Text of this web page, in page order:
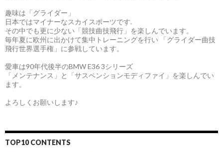
趣味は「グライダー」
日本ではマイナーなスカイスポーツです.
その中でも更に少ない「競技曲技飛行」を楽しんでいます。
毎年夏に欧州に出かけて集中トレーニングを行い 「グライダー曲技
飛行世界選手権」に参戦しています。
愛車は90年代後半のBMW E36 3シリーズ
「メンテナンス」と「サスペンションモディファイ」を楽しんでい
ます。
よろしくお願いします♪
TOP10 CONTENTS